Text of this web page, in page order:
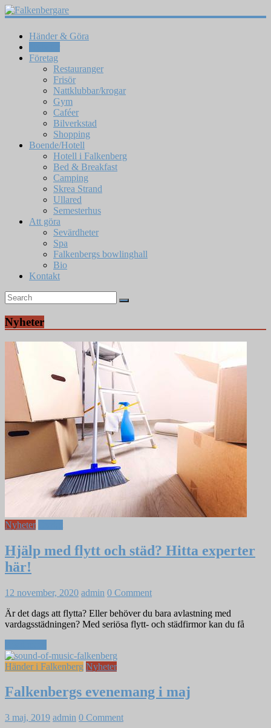
Händer & Göra
Företag
Restauranger
Frisör
Nattklubbar/krogar
Gym
Caféer
Bilverkstad
Shopping
Boende/Hotell
Hotell i Falkenberg
Bed & Breakfast
Camping
Skrea Strand
Ullared
Semesterhus
Att göra
Sevärdheter
Spa
Falkenbergs bowlinghall
Bio
Kontakt
Nyheter
Nyheter
Hjälp med flytt och städ? Hitta experter
här!
12 november, 2020 admin 0 Comment
Är det dags att flytta? Eller behöver du bara avlastning med
vardagsstädningen? Med seriösa flytt- och städfirmor kan du få
Händer i Falkenberg Nyheter
Falkenbergs evenemang i maj
3 maj, 2019 admin 0 Comment